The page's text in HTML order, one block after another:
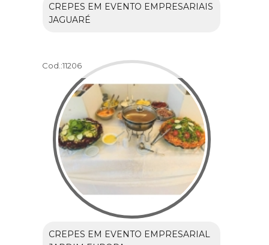
CREPES EM EVENTO EMPRESARIAIS
JAGUARÉ
Cod.:11206
CREPES EM EVENTO EMPRESARIAL